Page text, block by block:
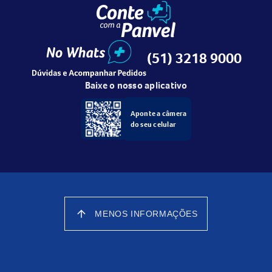
Familia Olfativa: Aromático, Cítrico
(51) 3218 9000
Baixe o nosso aplicativo
Aponte a câmera
do seu celular
arrow_upward MENOS INFORMAÇÕES